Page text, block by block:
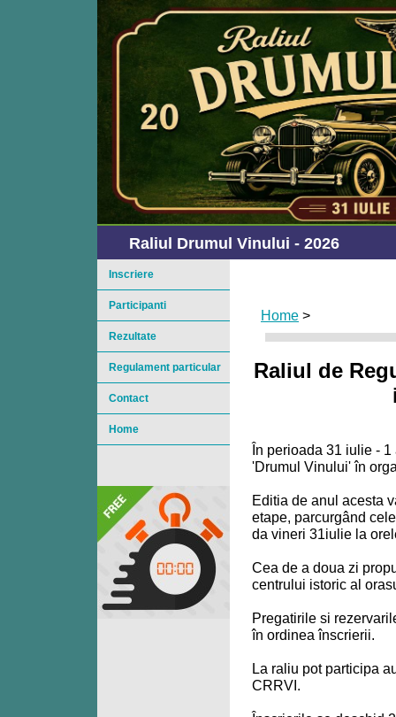
Raliul Drumul Vinului - 2026
Home >
Raliul de
În perioada 31 iulie -
'Drumul Vinului' în
Editia de anul acesta
etape, parcurgând
da vineri 31iulie la
Cea de a doua zi
centrului istoric al
Pregatirile si
în ordinea înscrierii.
La raliu pot participa
CRRVI.
Inscriere
Participanti
Rezultate
Regulament particular
Contact
Home